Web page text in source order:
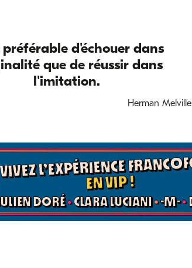
préférable d'échouer dans
que de réussir dans
l'imitation.
Herman Melville